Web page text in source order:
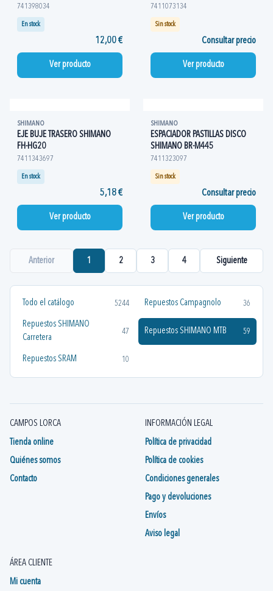
Todo el catálogo 5244 Repuestos Campagnolo 36
Repuestos SHIMANO
Carretera
47 Repuestos SHIMANO MTB 59
Repuestos SRAM 10
741398034
En stock
12,00 €
Ver producto
7411073134
Sin stock
Consultar precio
Ver producto
SHIMANO
EJE BUJE TRASERO SHIMANO
FH-HG20
7411343697
En stock
5,18 €
Ver producto
SHIMANO
ESPACIADOR PASTILLAS DISCO
SHIMANO BR-M445
7411323097
Sin stock
Consultar precio
Ver producto
Anterior 1 2 3 4 Siguiente
CAMPOS LORCA
Tienda online
Quiénes somos
Contacto
INFORMACIÓN LEGAL
Política de privacidad
Política de cookies
Condiciones generales
Pago y devoluciones
Envíos
Aviso legal
ÁREA CLIENTE
Mi cuenta